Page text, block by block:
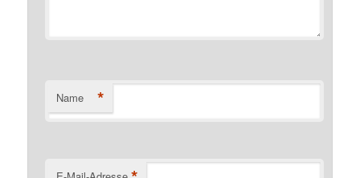
Name *